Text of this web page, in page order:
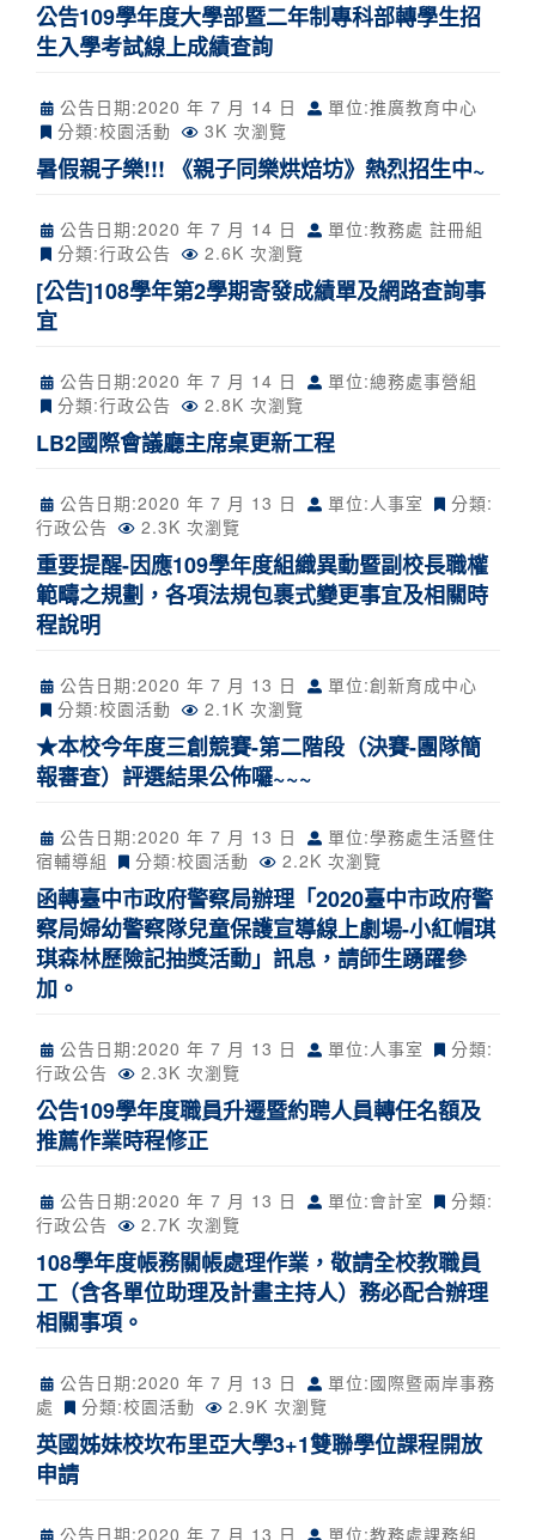
公告109學年度大學部暨二年制專科部轉學生招
生入學考試線上成績查詢
公告日期:2020 年 7 月 14 日
單位:推廣教育中心
分類:校園活動 3K 次瀏覽
暑假親子樂!!! 《親子同樂烘焙坊》熱烈招生中~
公告日期:2020 年 7 月 14 日
單位:教務處 註冊組
分類:行政公告 2.6K 次瀏覽
[公告]108學年第2學期寄發成績單及網路查詢事
宜
公告日期:2020 年 7 月 14 日
單位:總務處事營組
分類:行政公告 2.8K 次瀏覽
LB2國際會議廳主席桌更新工程
公告日期:2020 年 7 月 13 日 單位:人事室
分類:
行政公告
2.3K 次瀏覽
重要提醒-因應109學年度組織異動暨副校長職權
範疇之規劃，各項法規包裹式變更事宜及相關時
程說明
公告日期:2020 年 7 月 13 日
單位:創新育成中心
分類:校園活動 2.1K 次瀏覽
★本校今年度三創競賽-第二階段（決賽-團隊簡
報審查）評選結果公佈囉~~~
公告日期:2020 年 7 月 13 日
單位:學務處生活暨住
宿輔導組
分類:校園活動 2.2K 次瀏覽
函轉臺中市政府警察局辦理「2020臺中市政府警
察局婦幼警察隊兒童保護宣導線上劇場-小紅帽琪
琪森林歷險記抽獎活動」訊息，請師生踴躍參
加。
公告日期:2020 年 7 月 13 日 單位:人事室
分類:
行政公告
2.3K 次瀏覽
公告109學年度職員升遷暨約聘人員轉任名額及
推薦作業時程修正
公告日期:2020 年 7 月 13 日 單位:會計室
分類:
行政公告
2.7K 次瀏覽
108學年度帳務關帳處理作業，敬請全校教職員
工（含各單位助理及計畫主持人）務必配合辦理
相關事項。
公告日期:2020 年 7 月 13 日
單位:國際暨兩岸事務
處
分類:校園活動 2.9K 次瀏覽
英國姊妹校坎布里亞大學3+1雙聯學位課程開放
申請
公告日期:2020 年 7 月 13 日 單位:教務處課務組